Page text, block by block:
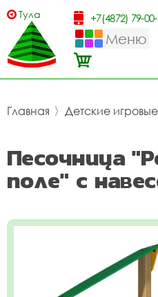
Тула +7(4872) 79-
Меню
Главная 〉 Детские
Песочница
поле" с